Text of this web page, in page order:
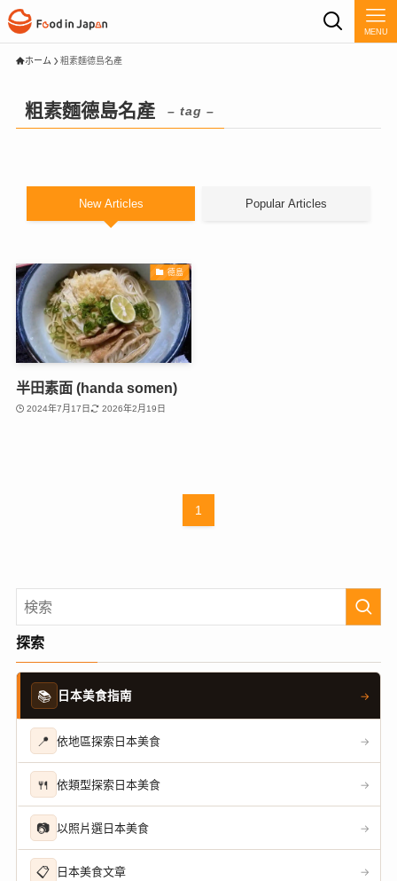
MENU
ホーム 粗素麵德島名產
粗素麵德島名產 – tag –
New Articles Popular Articles
德島
半田素面 (handa somen)
2024年7月17日 2026年2月19日
1
探索
📚 日本美食指南 →
📍 依地區探索日本美食 →
🍴 依類型探索日本美食 →
📷 以照片選日本美食 →
📋 日本美食文章 →